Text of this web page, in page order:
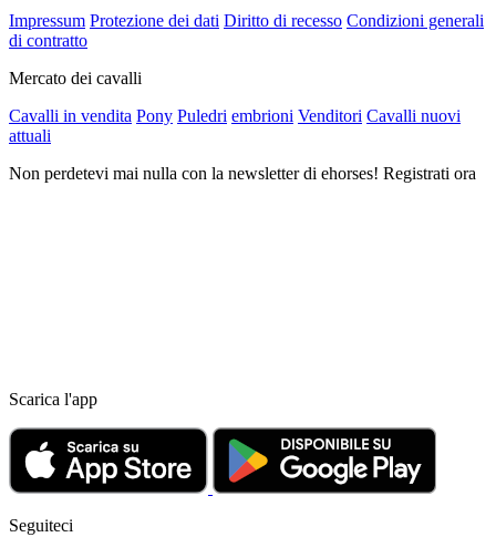
Impressum Protezione dei dati Diritto di recesso Condizioni generali
di contratto
Mercato dei cavalli
Cavalli in vendita Pony Puledri embrioni Venditori Cavalli nuovi
attuali
Non perdetevi mai nulla con la newsletter di ehorses! Registrati ora
Scarica l'app
Seguiteci